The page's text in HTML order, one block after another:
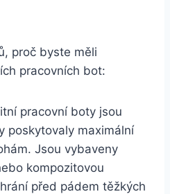
proč byste měli
pracovních⁣ bot:
pracovní boty jsou
poskytovaly maximální⁤
⁤Jsou ‌vybaveny
kompozitovou
před pádem těžkých